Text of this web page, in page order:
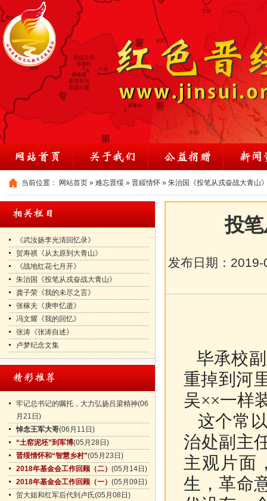
当前位置： 网站首页 » 难忘晋绥 » 晋綏情怀 » 朱治国《投笔从戎奋战大青山
《武汝扬李光清回忆录》
贺寿祺《从太原到大青山》
《战地红花七月开》
朱治国《投笔从戎奋战大青山》
龚子荣《我的未尽之言》
张稼夫《庚申忆逝》
冯文耀《我的回忆》
张涛《张涛自述》
卢梦纪念文集
牢记总书记的嘱托，大力弘扬吕梁精神(06
月21日)
悼念王军大哥(06月11日)
“土窑泥坯”到军博(05月28日)
晋绥情怀和“智慧乡村”(05月23日)
2018年基金会工作回顾（二） (05月14日)
2018年基金会工作回顾（一） (05月09日)
贺大姐和红军后代到卢氏(05月08日)
投
发布日期： 2019-
毕承校
重掉到河
吴××一样
这个常
治处副主
主观片面
生，革命